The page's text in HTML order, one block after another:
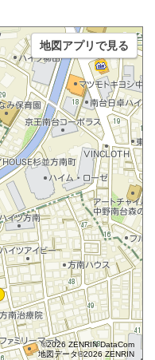
©2026 ZENRIN DataCom
地図データ©2026 ZENRIN
地図アプリで見る